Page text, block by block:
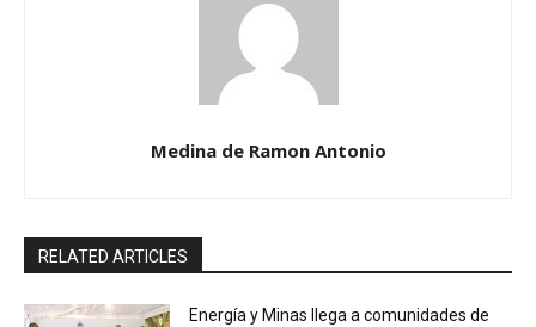
Medina de Ramon Antonio
RELATED ARTICLES
Energía y Minas llega a comunidades de